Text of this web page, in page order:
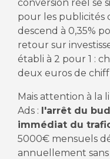
conversion réel se
pour les publicités
descend à 0,35%
retour sur
établi à 2 pour 1 :
deux euros de
Mais attention à la
Ads : l'arrêt du
immédiat du
5000€ mensuels
annuellement